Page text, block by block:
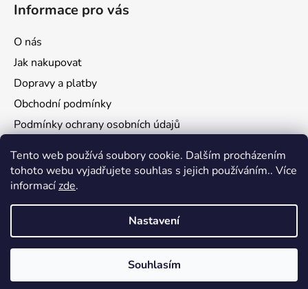
Tento web používá soubory cookie. Dalším procházením
tohoto webu vyjadřujete souhlas s jejich používáním.. Více
informacízde.
Nastavení
Souhlasím
Informace pro vás
O nás
Jak nakupovat
Dopravy a platby
Obchodní podmínky
Podmínky ochrany osobních údajů
Vytvořil Shoptet
Copyright 2026Bosset.cz. Všechna práva vyhrazena.